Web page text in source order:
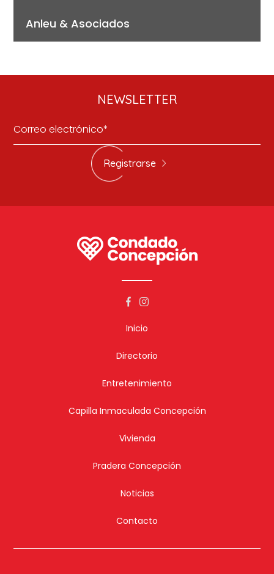
Anleu & Asociados
NEWSLETTER
Inicio
Directorio
Entretenimiento
Capilla Inmaculada Concepción
Vivienda
Pradera Concepción
Noticias
Contacto